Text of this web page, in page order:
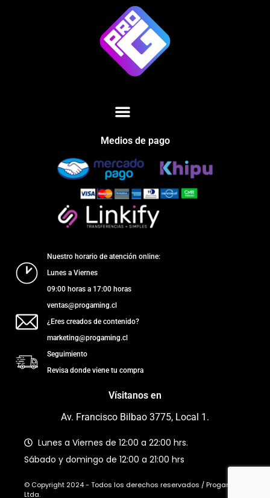
Medios de pago
Nuestro horario de atención online:
Lunes a Viernes
09:00 horas a 17:00 horas
ventas@progaming.cl
¿Eres creados de contenido?
marketing@progaming.cl
Seguimiento
Revisa donde viene tu compra
Vísitanos en
Av. Francisco Bilbao 3775, Local 1.
Lunes a Viernes de 12:00 a 22:00 hrs.
Sábado y domingo de 12:00 a 21:00 hrs
© Copyright 2024 - Todos los derechos reservados / Progaming
Ltda.